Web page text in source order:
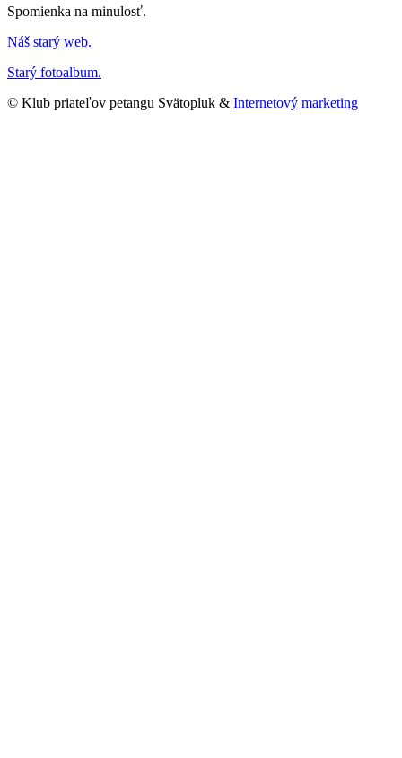
Spomienka na minulosť.
Náš starý web.
Starý fotoalbum.
© Klub priateľov petangu Svätopluk & Internetový marketing